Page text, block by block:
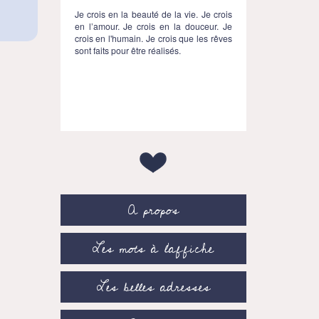
Je crois en la beauté de la vie. Je crois
en l’amour. Je crois en la douceur. Je
crois en l'humain. Je crois que les rêves
sont faits pour être réalisés.
A propos
Les mots à l’affiche
Les belles adresses